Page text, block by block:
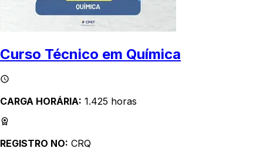
Curso Técnico em Química
CARGA HORÁRIA: 1.425 horas
REGISTRO NO: CRQ